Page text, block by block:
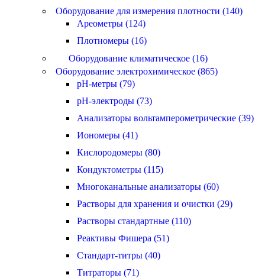
Оборудование для измерения плотности (140)
Ареометры (124)
Плотномеры (16)
Оборудование климатическое (16)
Оборудование электрохимическое (865)
pH-метры (79)
pH-электроды (73)
Анализаторы вольтамперометрические (39)
Иономеры (41)
Кислородомеры (80)
Кондуктометры (115)
Многоканальные анализаторы (60)
Растворы для хранения и очистки (29)
Растворы стандартные (110)
Реактивы Фишера (51)
Стандарт-титры (40)
Титраторы (71)